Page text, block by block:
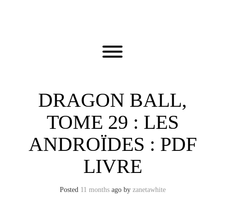
Toggle menu visibility.
DRAGON BALL,
TOME 29 : LES
ANDROÏDES : PDF
LIVRE
Posted 11 monthsago by zanetawhite